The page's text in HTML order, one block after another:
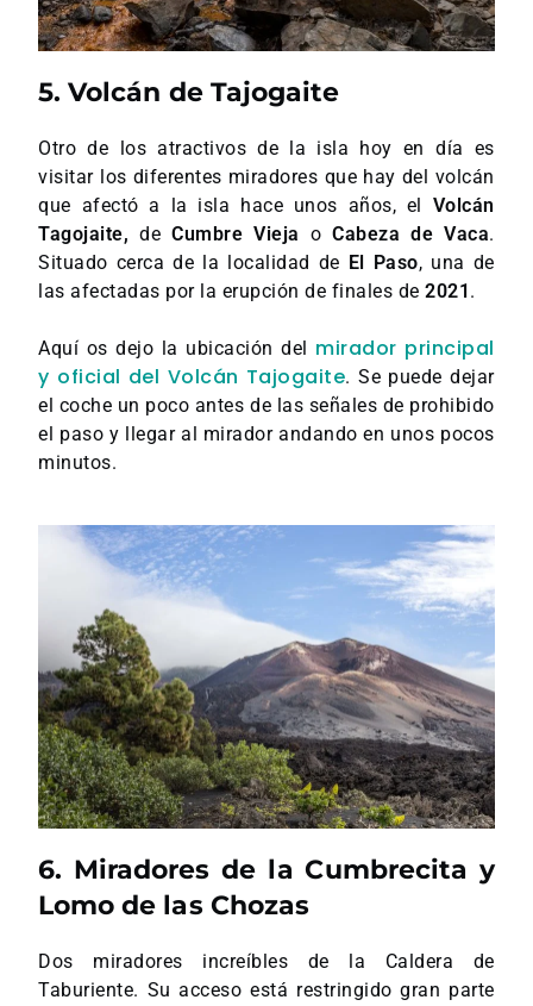
5. Volcán de Tajogaite
Otro de los atractivos de la isla hoy en día es
visitar los diferentes miradores que hay del volcán
que afectó a la isla hace unos años, el Volcán
Tagojaite,deCumbre Vieja oCabeza de Vaca.
Situado cerca de la localidad de El Paso, una de
las afectadas por la erupción de finales de2021.
Aquí os dejo la ubicación del mirador principal
y oficial del Volcán Tajogaite. Se puede dejar
el coche un poco antes de las señales de prohibido
el paso y llegar al mirador andando en unos pocos
minutos.
6. Miradores de la Cumbrecita y
Lomo de las Chozas
Dos miradores increíbles de la Caldera de
Taburiente. Su acceso está restringido gran parte